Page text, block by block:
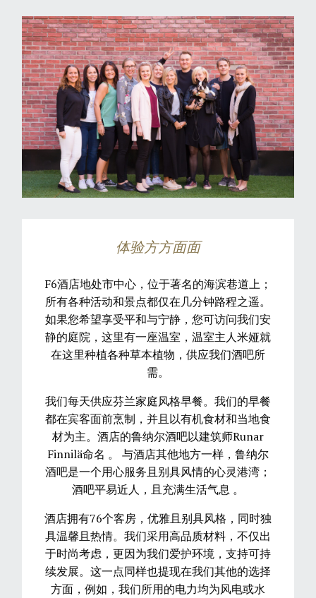
体验方方面面
F6酒店地处市中心，位于著名的海滨巷道上；
所有各种活动和景点都仅在几分钟路程之遥。
如果您希望享受平和与宁静，您可访问我们安
静的庭院，这里有一座温室，温室主人米娅就
在这里种植各种草本植物，供应我们酒吧所
需。
我们每天供应芬兰家庭风格早餐。我们的早餐
都在宾客面前烹制，并且以有机食材和当地食
材为主。酒店的鲁纳尔酒吧以建筑师Runar
Finnilä命名 。 与酒店其他地方一样，鲁纳尔
酒吧是一个用心服务且别具风情的心灵港湾；
酒吧平易近人，且充满生活气息 。
酒店拥有76个客房，优雅且别具风格，同时独
具温馨且热情。我们采用高品质材料，不仅出
于时尚考虑，更因为我们爱护环境，支持可持
续发展。这一点同样也提现在我们其他的选择
方面，例如，我们所用的电力均为风电或水